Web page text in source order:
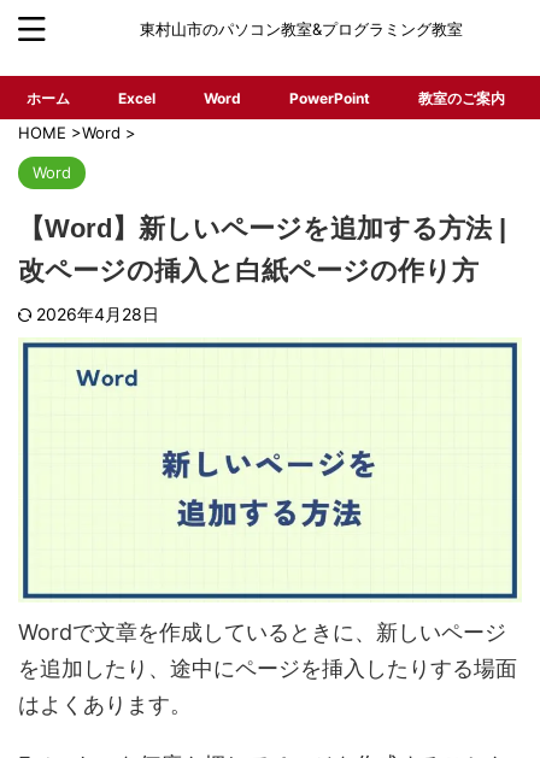
東村山市のパソコン教室&プログラミング教室
ホーム Excel Word PowerPoint 教室のご案内
HOME >Word >
Word
【Word】新しいページを追加する方法 |
改ページの挿入と白紙ページの作り方
2026年4月28日
Wordで文章を作成しているときに、新しいページ
を追加したり、途中にページを挿入したりする場面
はよくあります。